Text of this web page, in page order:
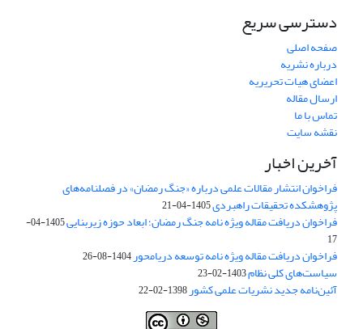
دسترسی سریع
صفحه اصلی
درباره نشریه
اعضای هیات تحریریه
ارسال مقاله
تماس با ما
نقشه سایت
آخرین اخبار
فراخوان انتشار مقالات علمی درباره «جنگ رمضان» در فصلنامه‌های
پژوهشکده تحقیقات راهبردی1405-04-21
فراخوان دریافت مقاله ویژه نامه جنگ رمضان؛ ابعاد حوزه زیربنایی
1405-04-
17
فراخوان دریافت مقاله ویژه نامه توسعه دریامحور1404-08-26
سیاست‌های کلی نظام1403-02-23
آئین‌نامه جدید نشریات علمی کشور1398-02-22